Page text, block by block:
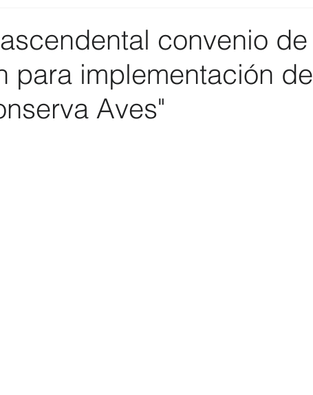
convenio de
para implementación de
Aves"